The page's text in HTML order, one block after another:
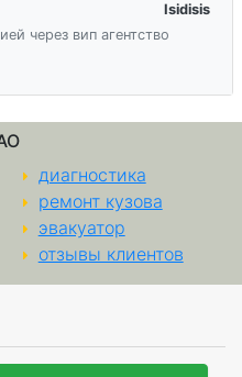
Isidisis
через вип агентство
диагностика
ремонт кузова
эвакуатор
отзывы клиентов